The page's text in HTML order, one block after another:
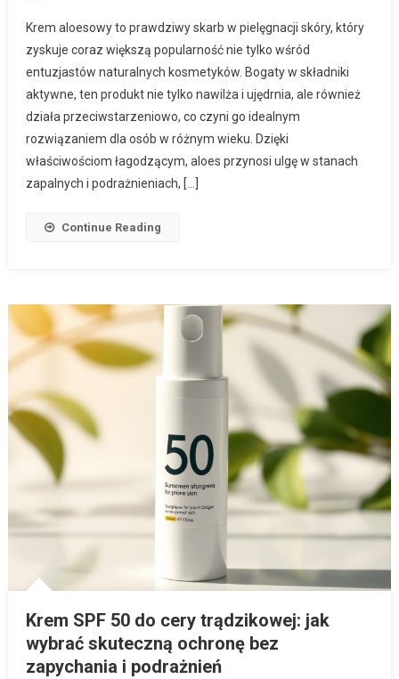
Krem aloesowy to prawdziwy skarb w pielęgnacji skóry, który
zyskuje coraz większą popularność nie tylko wśród
entuzjastów naturalnych kosmetyków. Bogaty w składniki
aktywne, ten produkt nie tylko nawilża i ujędrnia, ale również
działa przeciwstarzeniowo, co czyni go idealnym
rozwiązaniem dla osób w różnym wieku. Dzięki
właściwościom łagodzącym, aloes przynosi ulgę w stanach
zapalnych i podrażnieniach, […]
Continue Reading
Krem SPF 50 do cery trądzikowej: jak
wybrać skuteczną ochronę bez
zapychania i podrażnień